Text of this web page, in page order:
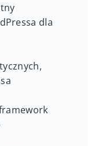
dla